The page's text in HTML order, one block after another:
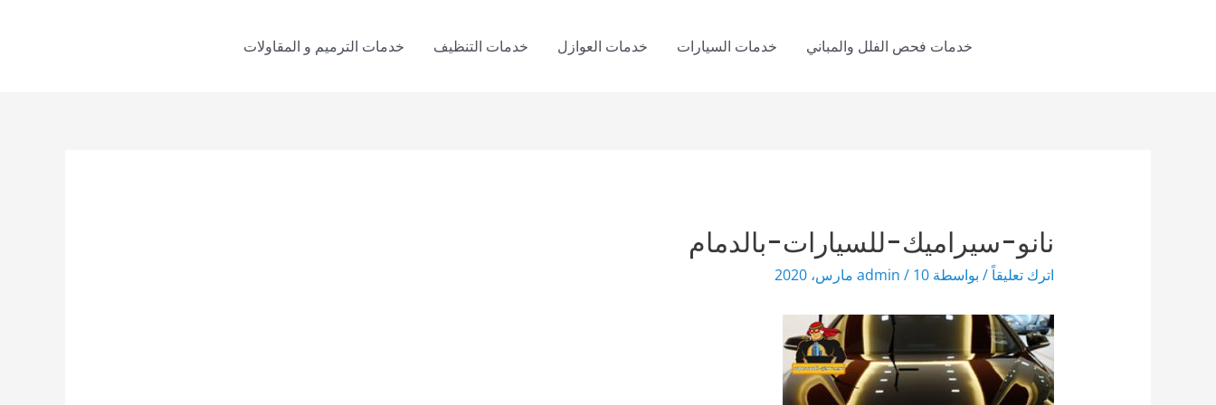
خدمات فحص الفلل والمباني خدمات السيارات خدمات العوازل خدمات التنظيف خدمات الترميم و المقاولات
نانو-سيراميك-للسيارات-بالدمام
اترك تعليقاً/ بواسطة admin/ 10 مارس، 2020